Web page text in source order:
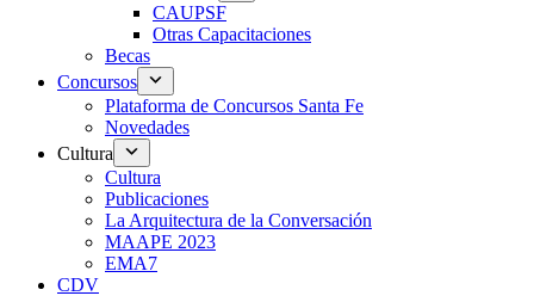
CAUPSF
Otras Capacitaciones
Becas
Concursos
Plataforma de Concursos Santa Fe
Novedades
Cultura
Cultura
Publicaciones
La Arquitectura de la Conversación
MAAPE 2023
EMA7
CDV